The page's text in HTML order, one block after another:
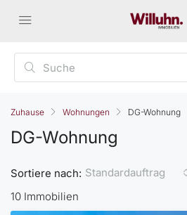
Zuhause Wohnungen DG-Wohnung
DG-Wohnung
10 Immobilien
Sortiere nach: Standardauftrag